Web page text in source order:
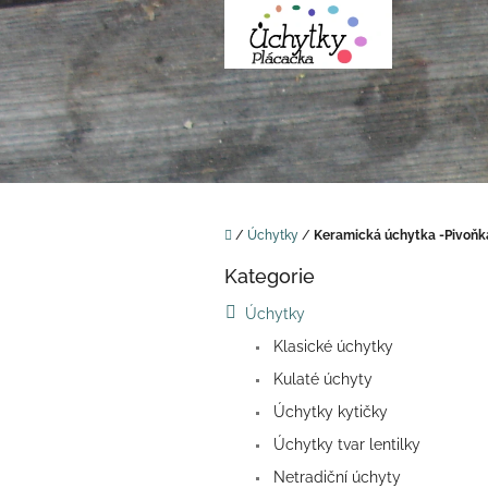
Přejít
na
obsah
Domů
/ Úchytky / Keramická úchytka -
Přeskočit
Kategorie
Úchytky
Klasické úchytky
Kulaté úchyty
Úchytky kytičky
Úchytky tvar lentilky
Netradiční úchyty